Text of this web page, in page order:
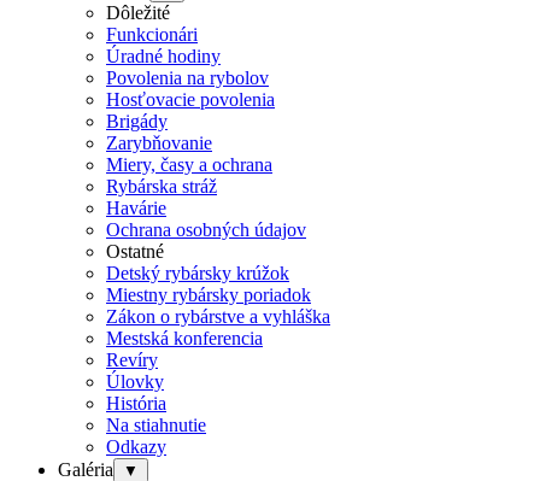
Dôležité
Funkcionári
Úradné hodiny
Povolenia na rybolov
Hosťovacie povolenia
Brigády
Zarybňovanie
Miery, časy a ochrana
Rybárska stráž
Havárie
Ochrana osobných údajov
Ostatné
Detský rybársky krúžok
Miestny rybársky poriadok
Zákon o rybárstve a vyhláška
Mestská konferencia
Revíry
Úlovky
História
Na stiahnutie
Odkazy
Galéria
▼